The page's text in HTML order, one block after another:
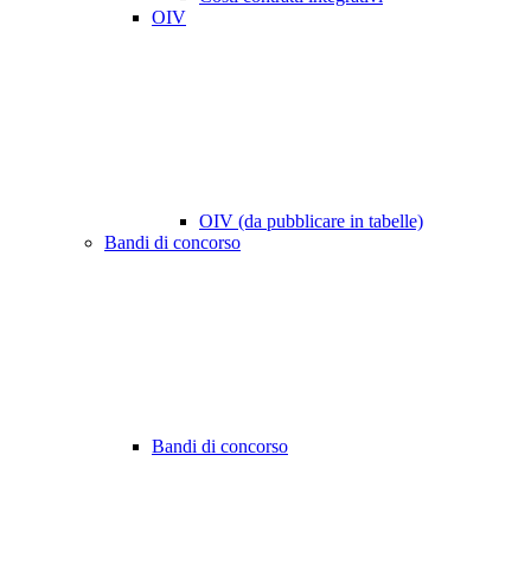
OIV
OIV (da pubblicare in tabelle)
Bandi di concorso
Bandi di concorso